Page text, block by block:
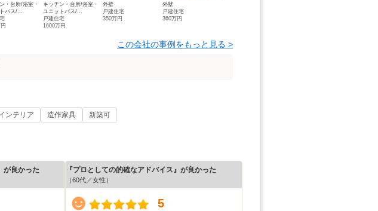
・台所/浴室・
バス/...
キッチン・台所/浴室・
ユニットバス/...
戸建住宅
1600万円
外壁
戸建住宅
350万円
外壁
戸建住宅
360万円
この会社の事例をもっと見る >
ンテリア 造作家具 新築可
が良かった 『プロとしての的確なアドバイス』が良かった
（60代／女性）
5